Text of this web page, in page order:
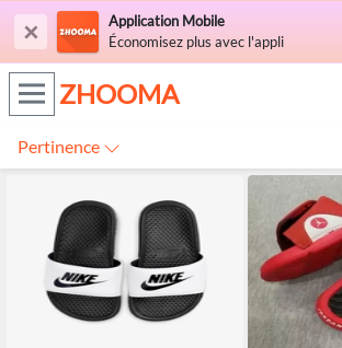
×
Application Mobile
Économisez plus avec l'appli
ZHOOMA
Pertinence